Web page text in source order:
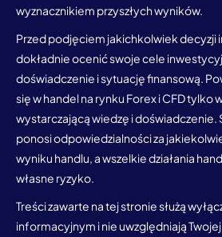
wyznacznikiem przyszłych wyników.
Przed podjęciem jakichkolwiek decyzji
dokładnie ocenić swoje cele
doświadczenie i sytuację finansową.
się w handel na rynku Forex i CFD tylko
wystarczającą wiedzę i doświadczenie.
ponosi odpowiedzialności za
wyniku handlu, a wszelkie działania
własne ryzyko.
Treści zawarte na tej stronie służą
informacyjnym i nie uwzględniają